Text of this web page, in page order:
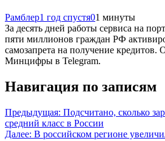
Рамблер1 год спустя01 минуты
За десять дней работы сервиса на
пяти миллионов граждан РФ
самозапрета на получение кредитов.
Минцифры в Telegram.
Навигация по записям
Предыдущая: Подсчитано, сколько
средний класс в России
Далее: В российском регионе